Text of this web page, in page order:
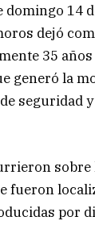
domingo 14
dejó
35
generó la
seguridad
sobre
fueron
por